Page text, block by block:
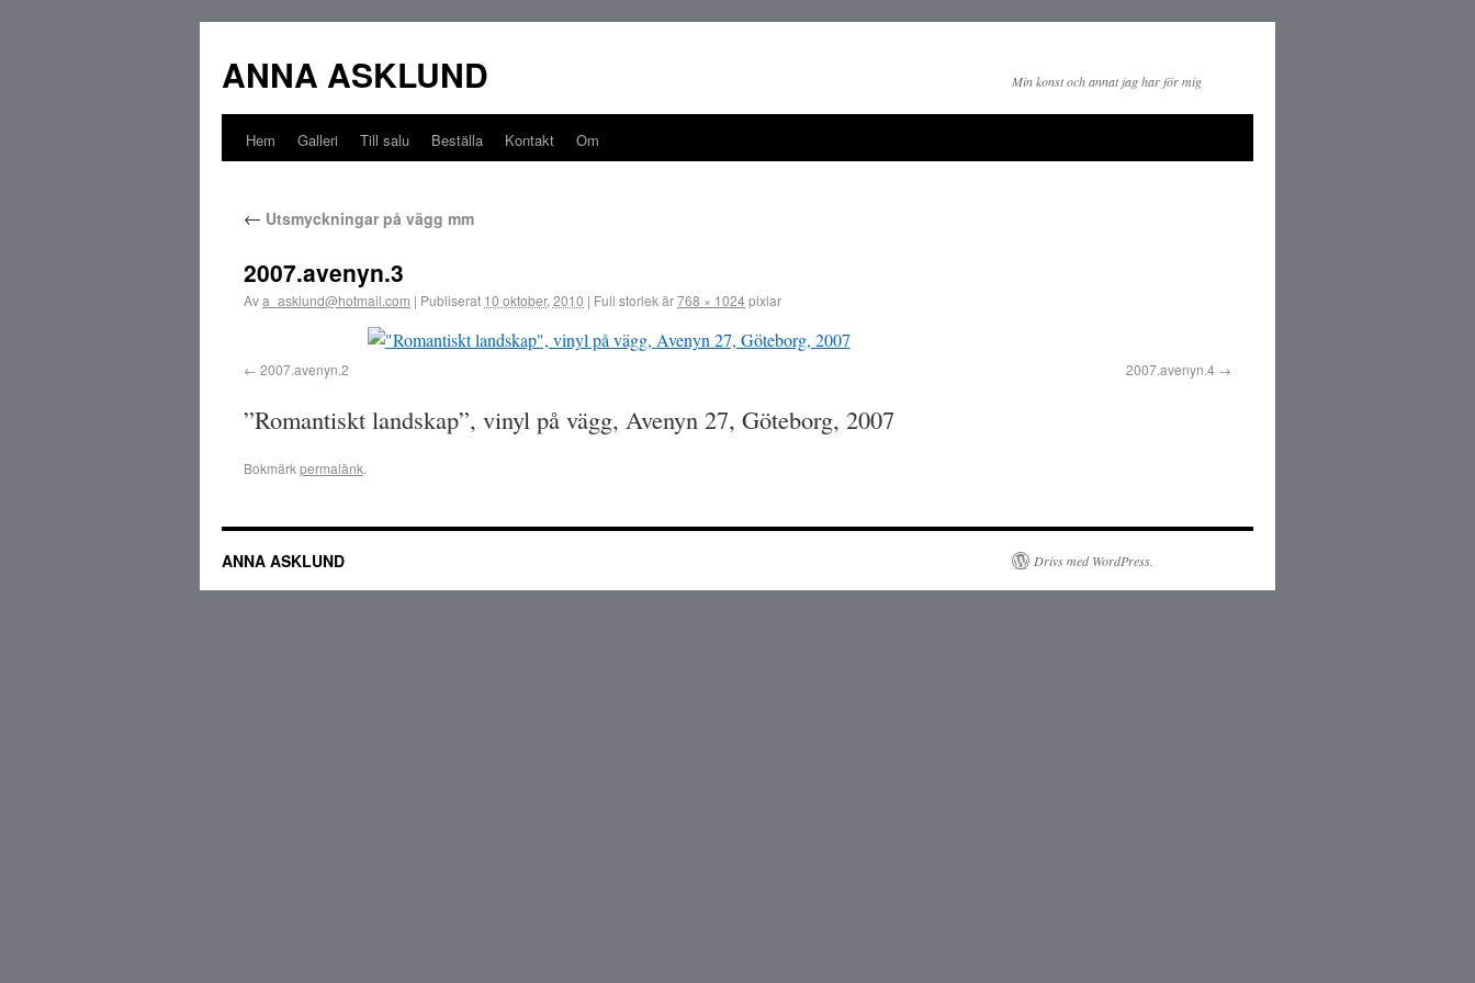
ANNA ASKLUND Min konst och annat jag har för mig
Hem Galleri Till salu Beställa Kontakt Om
← Utsmyckningar på vägg mm
2007.avenyn.3
Ava_asklund@hotmail.com | Publiserat 10 oktober, 2010 | Full storlek är768 × 1024pixlar
2007.avenyn.2 2007.avenyn.4
”Romantiskt landskap”, vinyl på vägg, Avenyn 27, Göteborg, 2007
Bokmärkpermalänk.
ANNA ASKLUND Drivs med WordPress.